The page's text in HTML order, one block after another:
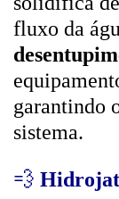
fluxo da
garantindo
sistema.
💨